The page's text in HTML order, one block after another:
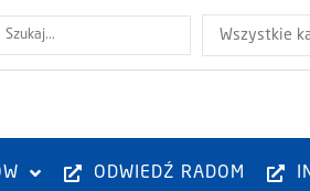
Wszystkie
ODWIEDŹ RADOM